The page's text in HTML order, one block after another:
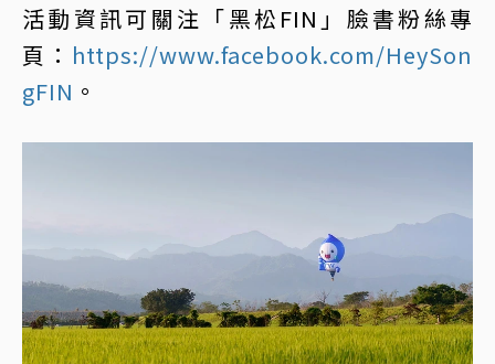
活動資訊可關注「黑松FIN」臉書粉絲專
頁： https://www.facebook.com/HeySon
gFIN 。